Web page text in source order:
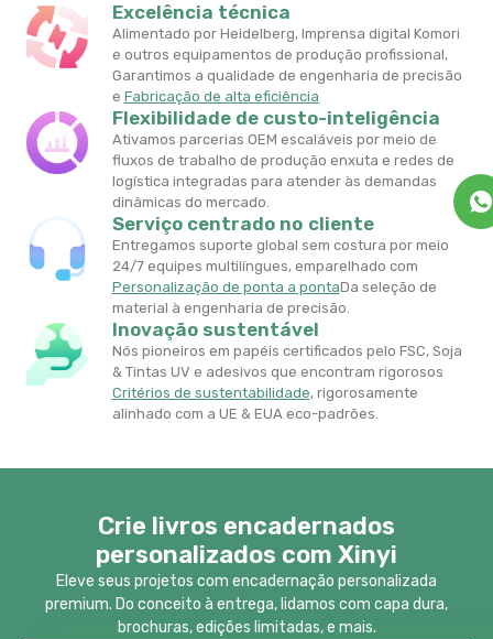
Excelência técnica
Alimentado por Heidelberg, Imprensa digital Komori
e outros equipamentos de produção profissional,
Garantimos a qualidade de engenharia de precisão
e Fabricação de alta eficiência
Flexibilidade de custo-inteligência
Ativamos parcerias OEM escaláveis ​​por meio de
fluxos de trabalho de produção enxuta e redes de
logística integradas para atender às demandas
dinâmicas do mercado.
Serviço centrado no cliente
Entregamos suporte global sem costura por meio
24/7 equipes multilíngues, emparelhado com
Personalização de ponta a pontaDa seleção de
material à engenharia de precisão.
Inovação sustentável
Nós pioneiros em papéis certificados pelo FSC, Soja
& Tintas UV e adesivos que encontram rigorosos
Critérios de sustentabilidade​, rigorosamente
alinhado com a UE & EUA eco-padrões.
Crie livros encadernados
personalizados com Xinyi
Eleve seus projetos com encadernação personalizada
premium. Do conceito à entrega, lidamos com capa dura,
brochuras, edições limitadas, e mais.